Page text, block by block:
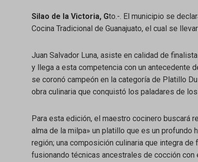
Silao de la Victoria, Gto.-. El municipio se
Cocina Tradicional de Guanajuato, el cual se
Juan Salvador Luna, asiste en calidad de
y llega a esta competencia con un antecedente
se coronó campeón en la categoría de Platillo
obra culinaria que conquistó los paladares de
Para esta edición, el maestro cocinero buscará
alma de la milpa» un platillo que es un profundo
región; una composición culinaria que integra
fusionando técnicas ancestrales de cocción